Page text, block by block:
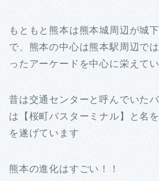
もともと熊本は熊本城周辺が城
で、熊本の中心は熊本駅周辺で
ったアーケードを中心に栄えて
昔は交通センターと呼んでいた
は【桜町バスターミナル】と名
を遂げています
熊本の進化はすごい！！